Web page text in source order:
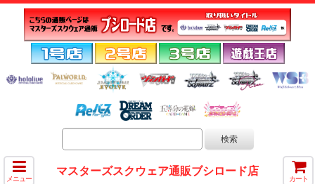
メニュー
マスターズスクウェア通販ブシロード店
カート